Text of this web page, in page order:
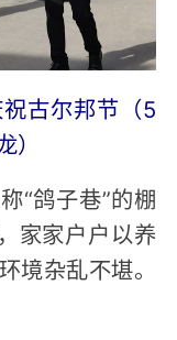
古尔邦节（5
“鸽子巷”的棚
家家户户以养
境杂乱不堪。